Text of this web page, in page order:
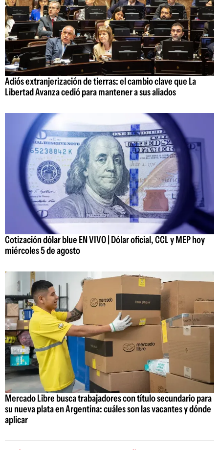
Adiós extranjerización de tierras: el cambio clave que La
Libertad Avanza cedió para mantener a sus aliados
Cotización dólar blue EN VIVO | Dólar oficial, CCL y MEP hoy
miércoles 5 de agosto
Mercado Libre busca trabajadores con título secundario para
su nueva plata en Argentina: cuáles son las vacantes y dónde
aplicar